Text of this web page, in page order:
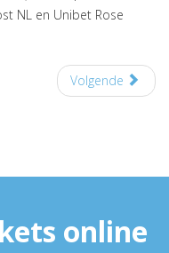
NL en Unibet Rose
Volgende
online